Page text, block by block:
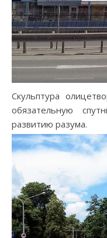
Скульптура
обязательную
развитию разума.